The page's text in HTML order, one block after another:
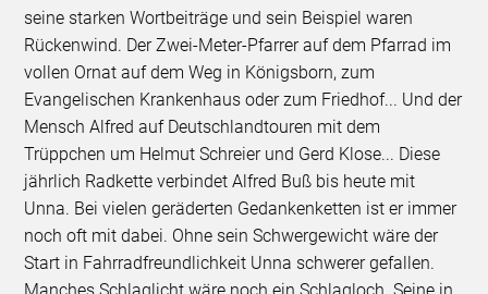
seine starken Wortbeiträge und sein Beispiel waren
Rückenwind. Der Zwei-Meter-Pfarrer auf dem Pfarrad im
vollen Ornat auf dem Weg in Königsborn, zum
Evangelischen Krankenhaus oder zum Friedhof... Und der
Mensch Alfred auf Deutschlandtouren mit dem
Trüppchen um Helmut Schreier und Gerd Klose... Diese
jährlich Radkette verbindet Alfred Buß bis heute mit
Unna. Bei vielen geräderten Gedankenketten ist er immer
noch oft mit dabei. Ohne sein Schwergewicht wäre der
Start in Fahrradfreundlichkeit Unna schwerer gefallen.